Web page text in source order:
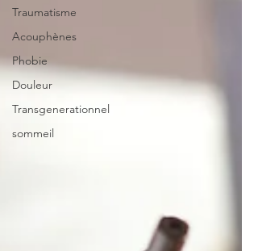
Traumatisme
Acouphènes
Phobie
Douleur
Transgenerationnel
sommeil